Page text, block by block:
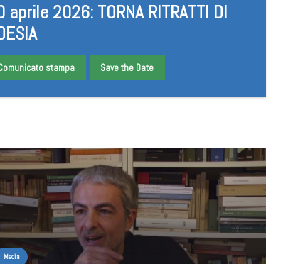
aprile 2026: TORNA RITRATTI DI
stampa Save the Date
Media